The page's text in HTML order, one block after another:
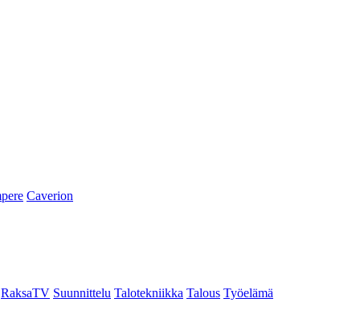
Caverion
RaksaTV Suunnittelu Talotekniikka Talous Työelämä